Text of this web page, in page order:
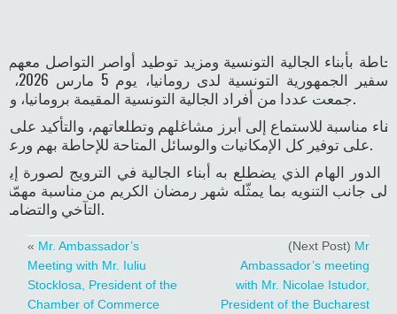
بأبناء الجالية التونسية ومزيد توطيد أواصر التواصل
سامي نقة،
جمعت عددا من أفراد الجالية التونسية المقيمة برومانيا، وخاصة الطلبة.
مناسبة للاستماع إلى أبرز مشاغلهم وتطلعاتهم، والتأكيد
على توفير كل الإمكانيات والوسائل المتاحة للإحاطة بهم ورعاية مصالحهم.
الدور الهام الذي يضطلع به أبناء الجالية في الترويج لصورة
إلى جانب التنويه بما يمثّله شهر رمضان الكريم من مناسبة
التآخي والتضامن في ما بينها.
« Mr. Ambassador’s
Meeting with Mr. Iuliu
Stocklosa, President of the
Chamber of Commerce
(Next Post) Mr
Ambassador’s meeting
with Mr. Nicolae Istudor,
President of the Bucharest